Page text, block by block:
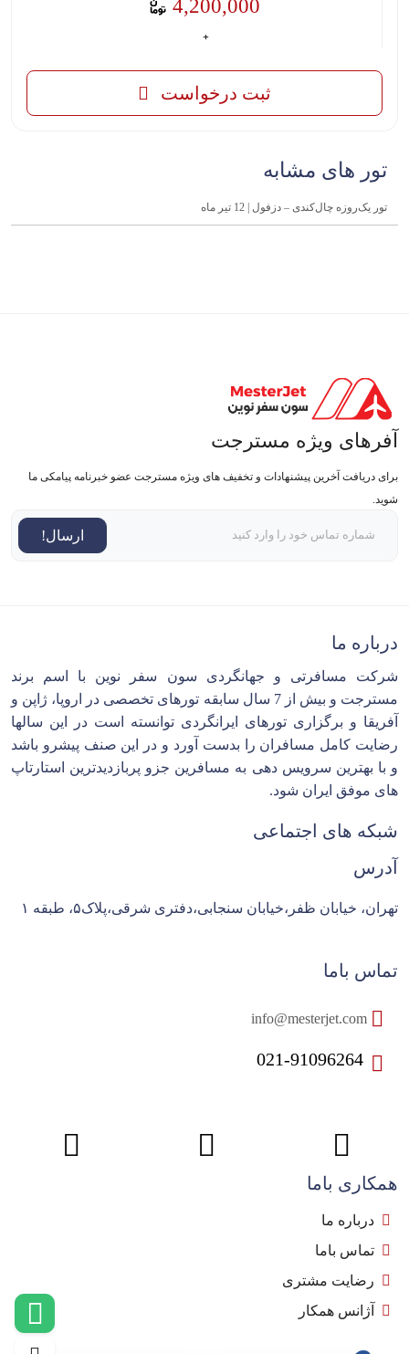
4,200,000
ثبت درخواست
تور های مشابه
تور یک‌روزه چال‌کندی – دزفول | 12 تیر ماه
آفرهای ویژه مسترجت
برای دریافت آخرین پیشنهادات و تخفیف های ویژه مسترجت عضو خبرنامه پیامکی ما
شوید.
ارسال!
درباره ما
شرکت مسافرتی و جهانگردی سون سفر نوین با اسم برند
مسترجت و بیش از 7 سال سابقه تورهای تخصصی در اروپا، ژاپن و
آفریقا و برگزاری تورهای ایرانگردی توانسته است در این سالها
رضایت کامل مسافران را بدست آورد و در این صنف پیشرو باشد
و با بهترین سرویس دهی به مسافرین جزو پربازدیدترین استارتاپ
های موفق ایران شود.
شبکه های اجتماعی
آدرس
تهران، خیابان ظفر،خیابان سنجابی،دفتری شرقی،پلاک۵، طبقه ۱
تماس باما
021-91096264
همکاری باما
درباره ما
تماس باما
رضایت مشتری
آژانس همکار